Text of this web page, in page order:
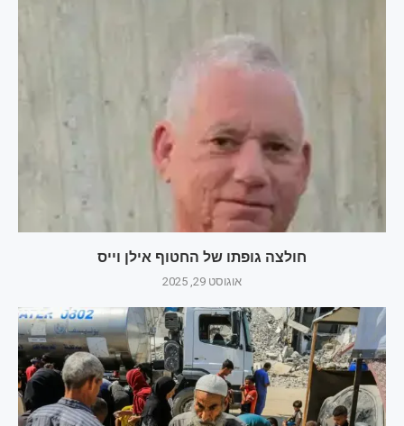
חולצה גופתו של החטוף אילן וייס
אוגוסט 29, 2025